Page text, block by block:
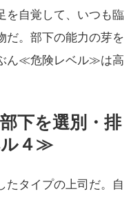
を自覚して、いつも臨
だ。部下の能力の芽を
ん≪危険レベル≫は高
下を選別・排
ル４≫
たタイプの上司だ。自